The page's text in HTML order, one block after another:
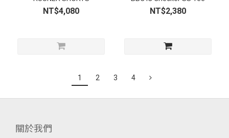
NT$4,080 NT$2,380
1 2 3 4
關於我們